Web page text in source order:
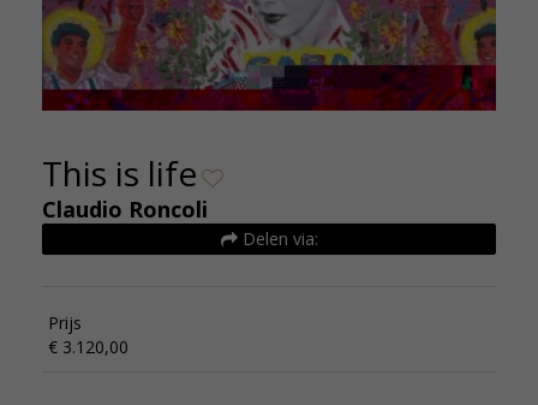
This is life
Claudio Roncoli
Delen via:
Prijs
€ 3.120,00